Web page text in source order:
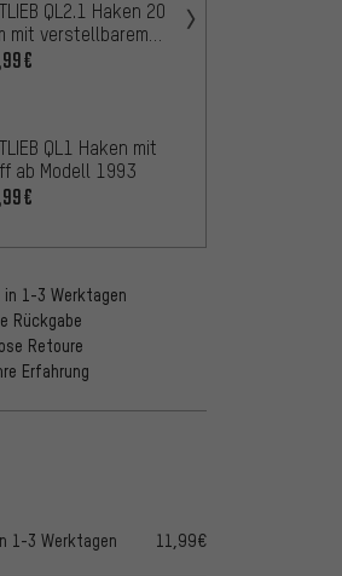
QL2.1 Haken 20
mit verstellbarem
QL1 Haken mit
ab Modell 1993
in 1-3 Werktagen
Rückgabe
Retoure
Erfahrung
1-3 Werktagen 11,99€